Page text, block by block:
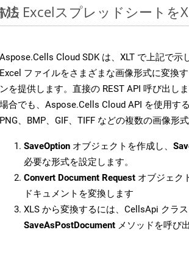
法
MS Excelスプレッドシートを
Aspose.Cells Cloud SDK は、XLT で上記で示
Excel ファイルをさまざまな画像形式に変換
ンを提供します。直接の REST API 呼び出し
場合でも、Aspose.Cells Cloud API を使用す
PNG、BMP、GIF、TIFF などの複数の画像形
SaveOption オブジェクトを作成し、
必要な形式を設定します。
Convert Document Request オブジェク
ドキュメントを変換します
XLS から変換するには、CellsApi クラ
SaveAsPostDocument メソッドを呼び